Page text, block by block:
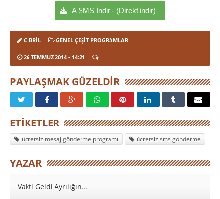
A SMS İndir - (Direkt indir)
CIBRIL GENEL ÇEŞIT PROGRAMLAR
26 TEMMUZ 2014- 14:21
PAYLAŞMAK GÜZELDIR
ETIKETLER
ücretsiz mesaj gönderme programı ücretsiz sms gönderme
YAZAR
Vakti Geldi Ayrılığın...